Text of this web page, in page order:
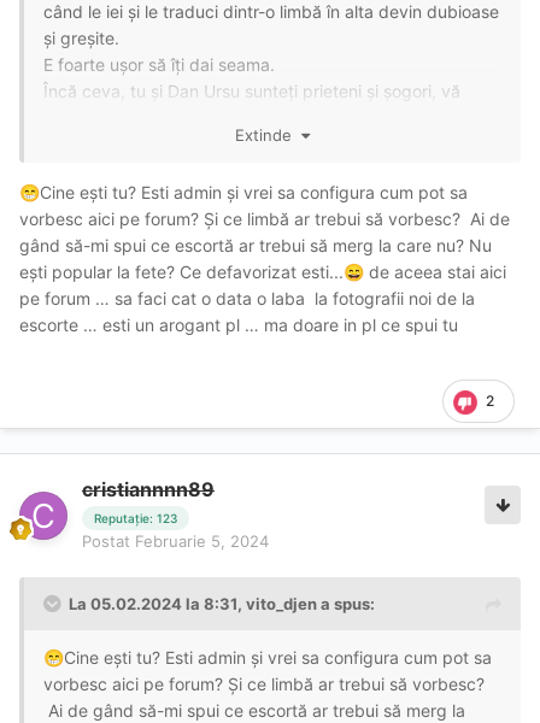
când le iei și le traduci dintr-o limbă în alta devin dubioase
și greșite.
E foarte ușor să îți dai seama.
Încă ceva, tu și Dan Ursu sunteți prieteni și șogori, vă
Cristina în Sibiu? Va sfătuiți, trageți escorte împreună,
Extinde
😁Cine ești tu? Esti admin și vrei sa configura cum pot sa
vorbesc aici pe forum? Și ce limbă ar trebui să vorbesc? Ai de
gând să-mi spui ce escortă ar trebui să merg la care nu? Nu
ești popular la fete? Ce defavorizat esti...😄 de aceea stai aici
pe forum … sa faci cat o data o laba la fotografii noi de la
escorte … esti un arogant pl … ma doare in pl ce spui tu
2
cristiannnn89
Reputație: 123
Postat Februarie 5, 2024
La 05.02.2024 la 8:31, vito_djena spus:
😁Cine ești tu? Esti admin și vrei sa configura cum pot sa
vorbesc aici pe forum? Și ce limbă ar trebui să vorbesc?
Ai de gând să-mi spui ce escortă ar trebui să merg la